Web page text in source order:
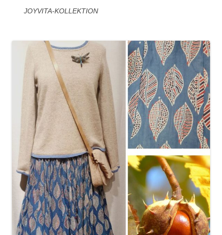
JOYVITA-KOLLEKTION